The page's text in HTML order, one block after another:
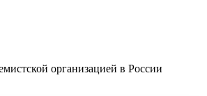
организацией в России